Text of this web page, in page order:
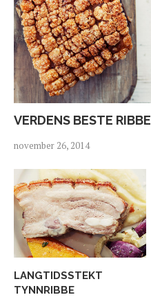
VERDENS BESTE RIBBE
november 26, 2014
LANGTIDSSTEKT
TYNNRIBBE